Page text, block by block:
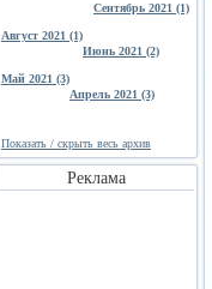
Сентябрь 2021 (1)
Август 2021 (1)
Июнь 2021 (2)
Май 2021 (3)
Апрель 2021 (3)
Показать / скрыть весь архив
Реклама